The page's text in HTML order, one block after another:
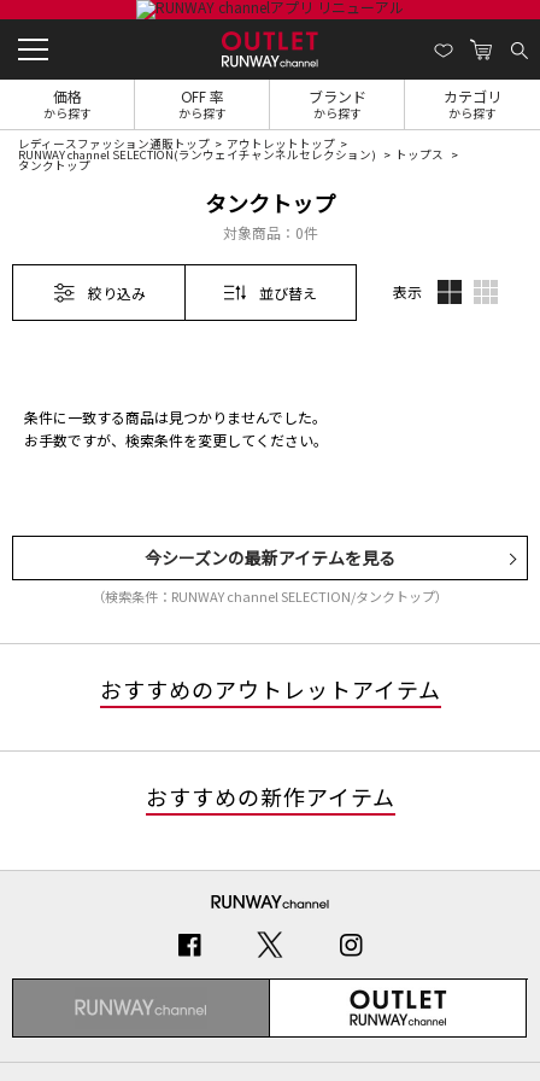
価格
から探す
OFF 率
から探す
ブランド
から探す
カテゴリ
から探す
レディースファッション通販トップ アウトレットトップ
RUNWAY channel SELECTION(ランウェイチャンネルセレクション) トップス
タンクトップ
タンクトップ
対象商品： 0件
絞り込み 並び替え 表示
条件に一致する商品は見つかりませんでした。
お手数ですが、検索条件を変更してください。
今シーズンの最新アイテムを見る
（検索条件：RUNWAY channel SELECTION/タンクトップ）
おすすめのアウトレットアイテム
おすすめの新作アイテム